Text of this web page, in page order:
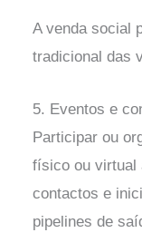
A venda social
tradicional das
5. Eventos e
Participar ou
físico ou virtual
contactos e
pipelines de